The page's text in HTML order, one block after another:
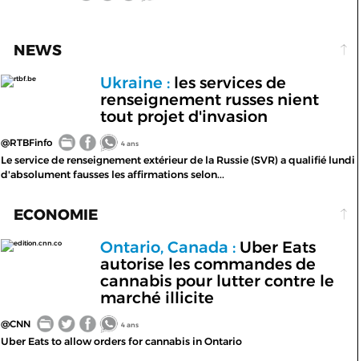
NEWS
rtbf.be Ukraine :les services de
renseignement russes nient
tout projet d'invasion
@RTBFinfo 4 ans
Le service de renseignement extérieur de la Russie (SVR) a qualifié lundi
d'absolument fausses les affirmations selon...
ECONOMIE
edition.cnn.co Ontario, Canada :Uber Eats
autorise les commandes de
cannabis pour lutter contre le
marché illicite
@CNN 4 ans
Uber Eats to allow orders for cannabis in Ontario